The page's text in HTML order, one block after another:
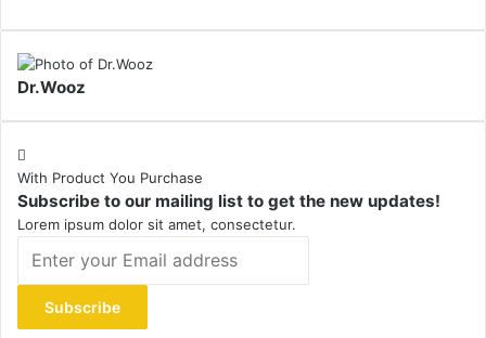
Dr.Wooz
With Product You Purchase
Subscribe to our mailing list to get the new updates!
Lorem ipsum dolor sit amet, consectetur.
your
Email
address